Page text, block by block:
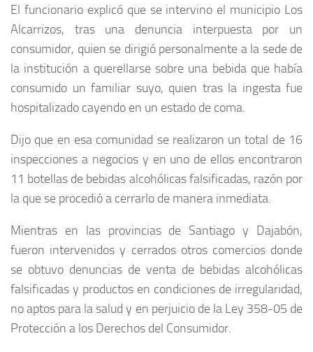
El funcionario explicó que se intervino el municipio Los
Alcarrizos, tras una denuncia interpuesta por un
consumidor, quien se dirigió personalmente a la sede de
la institución a querellarse sobre una bebida que había
consumido un familiar suyo, quien tras la ingesta fue
hospitalizado cayendo en un estado de coma.
Dijo que en esa comunidad se realizaron un total de 16
inspecciones a negocios y en uno de ellos encontraron
11 botellas de bebidas alcohólicas falsificadas, razón por
la que se procedió a cerrarlo de manera inmediata.
Mientras en las provincias de Santiago y Dajabón,
fueron intervenidos y cerrados otros comercios donde
se obtuvo denuncias de venta de bebidas alcohólicas
falsificadas y productos en condiciones de irregularidad,
no aptos para la salud y en perjuicio de la Ley 358-05 de
Protección a los Derechos del Consumidor.